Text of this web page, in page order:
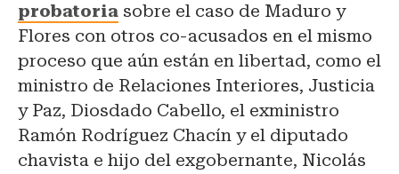
probatoria sobre el caso de Maduro y
Flores con otros co-acusados en el mismo
proceso que aún están en libertad, como el
ministro de Relaciones Interiores, Justicia
y Paz, Diosdado Cabello, el exministro
Ramón Rodríguez Chacín y el diputado
chavista e hijo del exgobernante, Nicolás